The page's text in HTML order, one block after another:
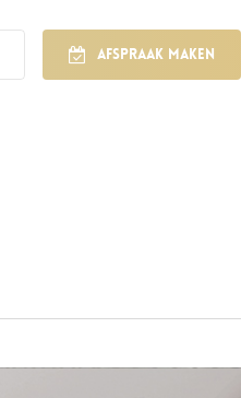
Afspraak maken